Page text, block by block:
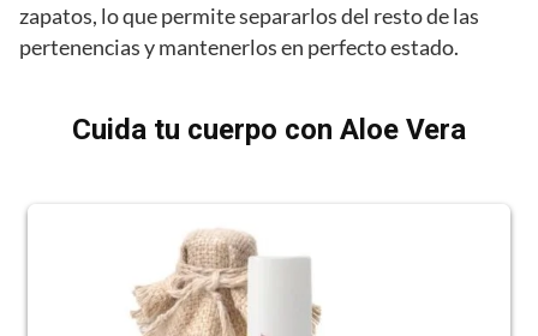
zapatos, lo que permite separarlos del resto de las
pertenencias y mantenerlos en perfecto estado.
Cuida tu cuerpo con Aloe Vera